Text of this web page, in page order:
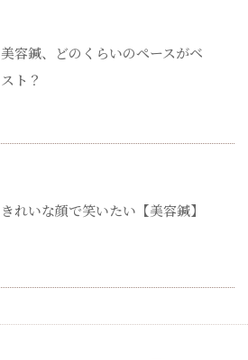
美容鍼、どのくらいのペースがベ
スト？
きれいな顔で笑いたい【美容鍼】